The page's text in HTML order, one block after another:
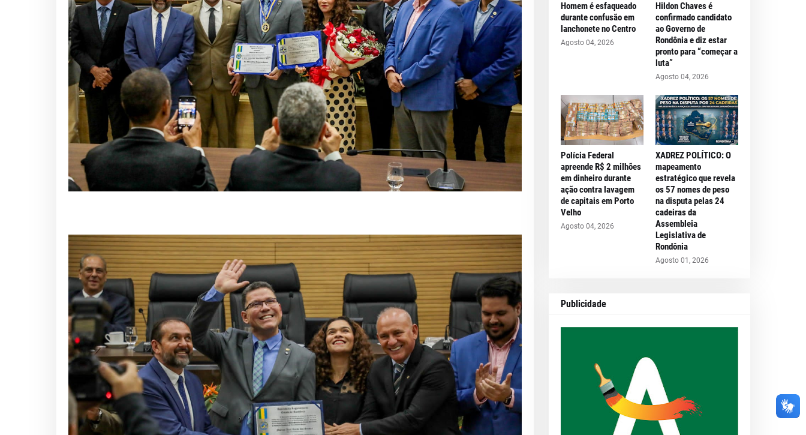
Homem é esfaqueado
durante confusão em
lanchonete no Centro
Agosto 04, 2026
Hildon Chaves é
confirmado candidato
ao Governo de
Rondônia e diz estar
pronto para “começar a
luta”
Agosto 04, 2026
Polícia Federal
apreende R$ 2 milhões
em dinheiro durante
ação contra lavagem
de capitais em Porto
Velho
Agosto 04, 2026
XADREZ POLÍTICO: O
mapeamento
estratégico que revela
os 57 nomes de peso
na disputa pelas 24
cadeiras da
Assembleia
Legislativa de
Rondônia
Agosto 01, 2026
Publicidade